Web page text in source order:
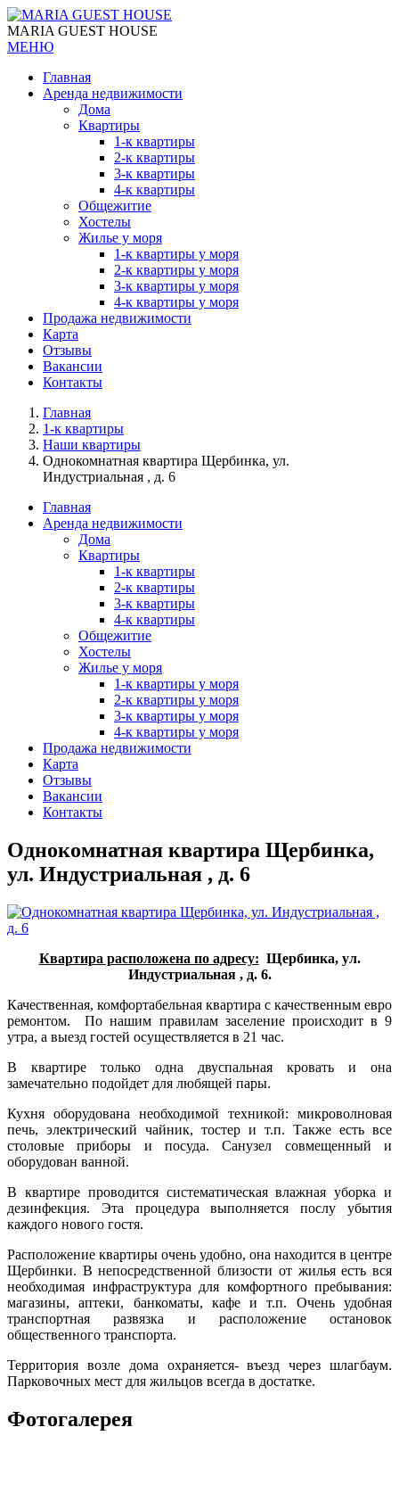
MARIA GUEST HOUSE
МЕНЮ
Главная
Аренда недвижимости
Дома
Квартиры
1-к квартиры
2-к квартиры
3-к квартиры
4-к квартиры
Общежитие
Хостелы
Жилье у моря
1-к квартиры у моря
2-к квартиры у моря
3-к квартиры у моря
4-к квартиры у моря
Продажа недвижимости
Карта
Отзывы
Вакансии
Контакты
Главная
1-к квартиры
Наши квартиры
Однокомнатная квартира Щербинка, ул.
Индустриальная , д. 6
Главная
Аренда недвижимости
Дома
Квартиры
1-к квартиры
2-к квартиры
3-к квартиры
4-к квартиры
Общежитие
Хостелы
Жилье у моря
1-к квартиры у моря
2-к квартиры у моря
3-к квартиры у моря
4-к квартиры у моря
Продажа недвижимости
Карта
Отзывы
Вакансии
Контакты
Однокомнатная квартира Щербинка,
ул. Индустриальная , д. 6
Квартира расположена по адресу: Щербинка, ул.
Индустриальная , д. 6.
Качественная, комфортабельная квартира с качественным евро
ремонтом. По нашим правилам заселение происходит в 9
утра, а выезд гостей осуществляется в 21 час.
В квартире только одна двуспальная кровать и она
замечательно подойдет для любящей пары.
Кухня оборудована необходимой техникой: микроволновая
печь, электрический чайник, тостер и т.п. Также есть все
столовые приборы и посуда. Санузел совмещенный и
оборудован ванной.
В квартире проводится систематическая влажная уборка и
дезинфекция. Эта процедура выполняется послу убытия
каждого нового гостя.
Расположение квартиры очень удобно, она находится в центре
Щербинки. В непосредственной близости от жилья есть вся
необходимая инфраструктура для комфортного пребывания:
магазины, аптеки, банкоматы, кафе и т.п. Очень удобная
транспортная развязка и расположение остановок
общественного транспорта.
Территория возле дома охраняется- въезд через шлагбаум.
Парковочных мест для жильцов всегда в достатке.
Фотогалерея